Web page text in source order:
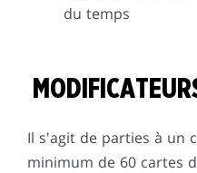
du temps
Il s'agit de parties à un
minimum de 60 cartes